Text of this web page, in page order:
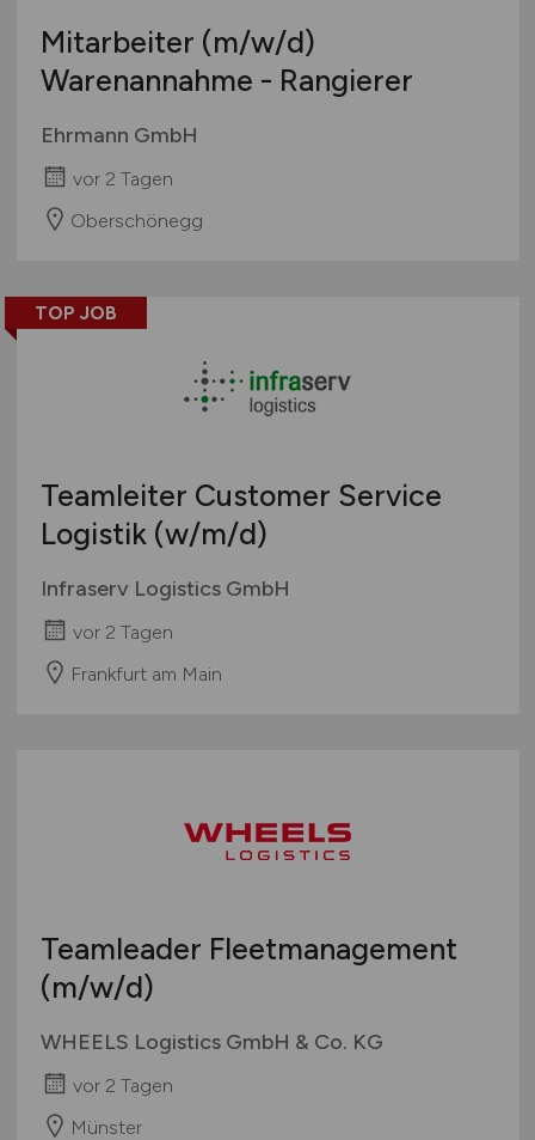
Mitarbeiter (m/w/d)
Warenannahme - Rangierer
Ehrmann GmbH
vor 2 Tagen
Oberschönegg
TOP JOB
Teamleiter Customer Service
Logistik (w/m/d)
Infraserv Logistics GmbH
vor 2 Tagen
Frankfurt am Main
Teamleader Fleetmanagement
(m/w/d)
WHEELS Logistics GmbH & Co. KG
vor 2 Tagen
Münster